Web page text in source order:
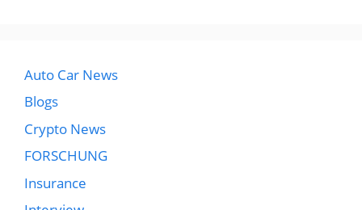
Auto Car News
Blogs
Crypto News
FORSCHUNG
Insurance